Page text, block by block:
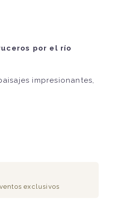
por el río
impresionantes,
exclusivos